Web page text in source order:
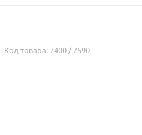
Код товара: 7400 / 7590